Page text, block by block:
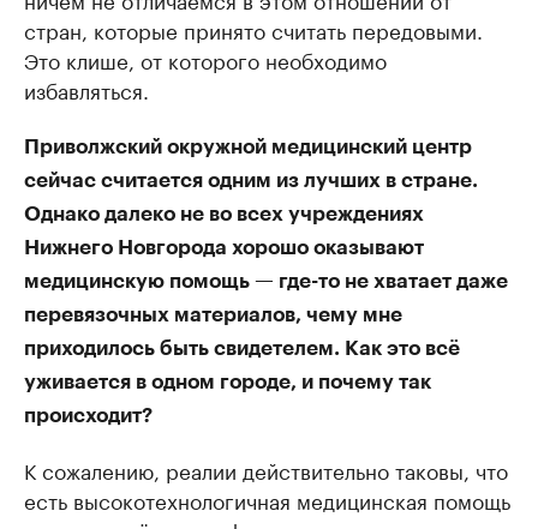
стран, которые принято считать передовыми.
Это клише, от которого необходимо
избавляться.
Приволжский окружной медицинский центр
сейчас считается одним из лучших в стране.
Однако далеко не во всех учреждениях
Нижнего Новгорода хорошо оказывают
медицинскую помощь — где-то не хватает даже
перевязочных материалов, чему мне
приходилось быть свидетелем. Как это всё
уживается в одном городе, и почему так
происходит?
К сожалению, реалии действительно таковы, что
есть высокотехнологичная медицинская помощь